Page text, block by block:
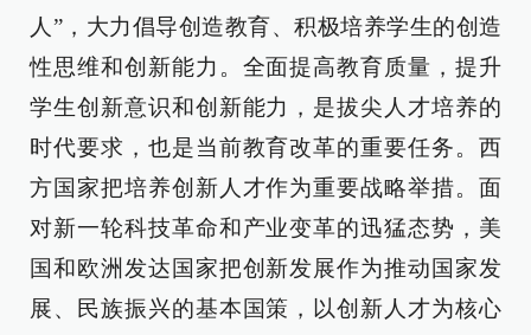
人”，大力倡导创造教育、积极培养学生的创造
性思维和创新能力。全面提高教育质量，提升
学生创新意识和创新能力，是拔尖人才培养的
时代要求，也是当前教育改革的重要任务。西
方国家把培养创新人才作为重要战略举措。面
对新一轮科技革命和产业变革的迅猛态势，美
国和欧洲发达国家把创新发展作为推动国家发
展、民族振兴的基本国策，以创新人才为核心